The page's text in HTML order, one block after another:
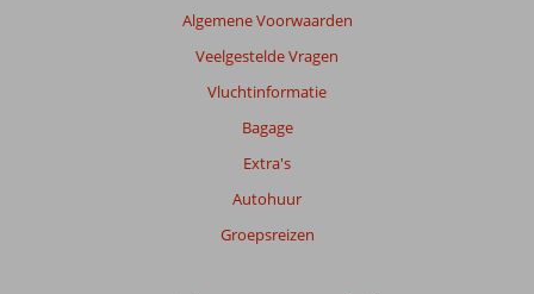
Algemene Voorwaarden
Veelgestelde Vragen
Vluchtinformatie
Bagage
Extra's
Autohuur
Groepsreizen